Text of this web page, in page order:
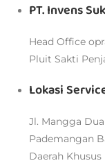
PT. Invens
Head Office
Pluit Sakti
Lokasi
Jl. Mangga Dua
Pademangan
Daerah